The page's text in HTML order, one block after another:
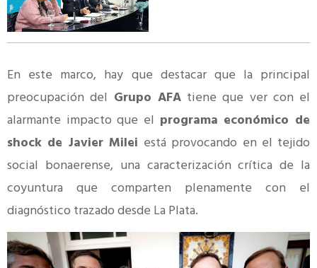
En este marco, hay que destacar que la principal
preocupación del Grupo AFAtiene que ver con el
alarmante impacto que el programa económico de
shock de Javier Milei está provocando en el tejido
social bonaerense, una caracterización crítica de la
coyuntura que comparten plenamente con el
diagnóstico trazado desde La Plata.